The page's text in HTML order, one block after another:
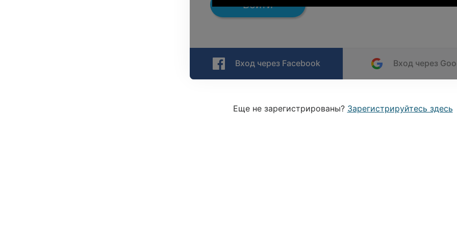
Войти
Вход через Facebook Вход через
Еще не зарегистрированы? Зарегистрируйтесь здесь